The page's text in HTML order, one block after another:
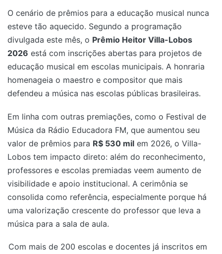
O cenário de prêmios para a educação musical nunca
esteve tão aquecido. Segundo a programação
divulgada este mês, o Prêmio Heitor Villa-Lobos
2026 está com inscrições abertas para projetos de
educação musical em escolas municipais. A honraria
homenageia o maestro e compositor que mais
defendeu a música nas escolas públicas brasileiras.
Em linha com outras premiações, como o Festival de
Música da Rádio Educadora FM, que aumentou seu
valor de prêmios para R$ 530 mil em 2026, o Villa-
Lobos tem impacto direto: além do reconhecimento,
professores e escolas premiadas veem aumento de
visibilidade e apoio institucional. A cerimônia se
consolida como referência, especialmente porque há
uma valorização crescente do professor que leva a
música para a sala de aula.
Com mais de 200 escolas e docentes já inscritos em